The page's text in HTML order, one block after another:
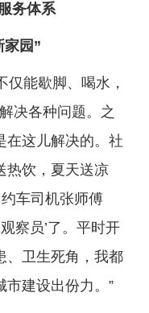
务体系
家园”
仅能歇脚、喝水，
决各种问题。之
在这儿解决的。社
热饮，夏天送凉
车司机张师傅
察员’了。平时开
、卫生死角，我都
市建设出份力。”